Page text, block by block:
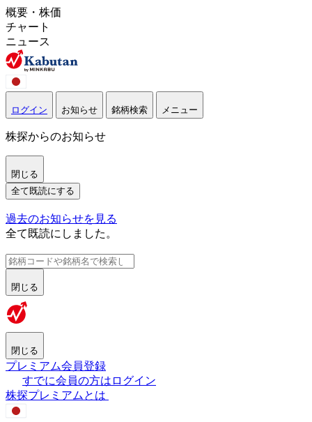
概要・株価
チャート
ニュース
ログイン お知らせ 銘柄検索 メニュー
株探からのお知らせ
閉じる
全て既読にする
過去のお知らせを見る
全て既読にしました。
閉じる
閉じる
プレミアム会員登録
すでに会員の方はログイン
株探プレミアムとは